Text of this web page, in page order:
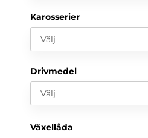
Karosserier
Välj
Drivmedel
Välj
Växellåda